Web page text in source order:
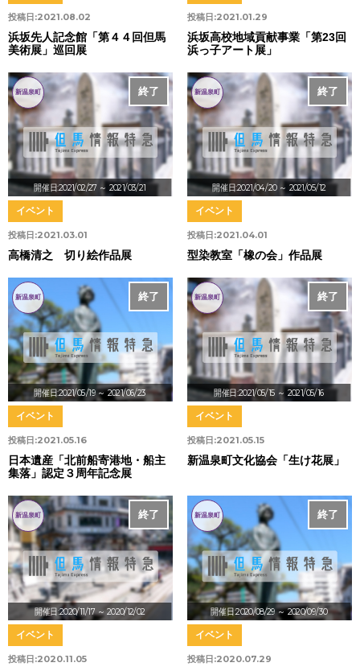
投稿日:2021.08.02
浜坂先人記念館「第４４回但馬
美術展」巡回展
投稿日:2021.01.29
浜坂高校地域貢献事業「第23回
浜っ子アート展」
開催日:2021/02/27 ～ 2021/03/21
終了
新温泉町
投稿日:2021.03.01
イベント
高橋清之 切り絵作品展
開催日:2021/04/20 ～ 2021/05/12
終了
新温泉町
投稿日:2021.04.01
イベント
型染教室「橡の会」作品展
開催日:2021/05/19 ～ 2021/06/23
終了
新温泉町
投稿日:2021.05.16
イベント
日本遺産「北前船寄港地・船主
集落」認定３周年記念展
開催日:2021/05/15 ～ 2021/05/16
終了
新温泉町
投稿日:2021.05.15
イベント
新温泉町文化協会「生け花展」
開催日:2020/11/17 ～ 2020/12/02
終了
新温泉町
投稿日:2020.11.05
イベント
開催日:2020/08/29 ～ 2020/09/30
終了
新温泉町
投稿日:2020.07.29
イベント